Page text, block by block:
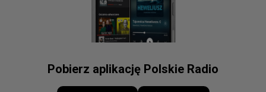
Pobierz aplikację Polskie Radio